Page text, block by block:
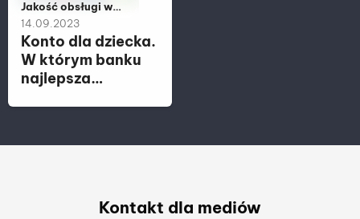
Należy do kategorii:
Jakość obsługi w
placówce, Jakość
obsługi w zdalnych
kanałach kontaktu
14.09.2023
Konto dla dziecka.
W którym banku
najlepsza
Kontakt dla mediów